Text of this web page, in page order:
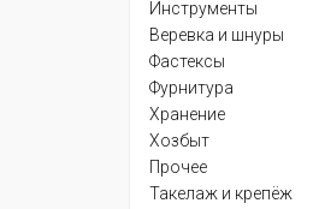
Инструменты
Веревка и шнуры
Фастексы
Фурнитура
Хранение
Хозбыт
Прочее
Такелаж и крепёж